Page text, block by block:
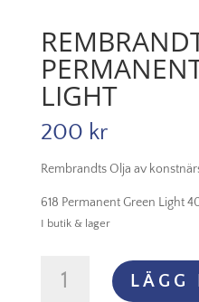
LIGHT
200 kr
Rembrandts Olja av
618 Permanent Green Light
I butik & lager
LÄGG